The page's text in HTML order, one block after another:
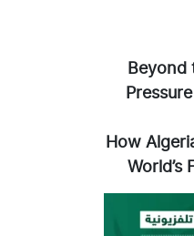
Beyond
How
World’s